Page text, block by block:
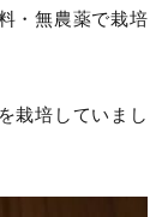
・無農薬で栽培
栽培していまし